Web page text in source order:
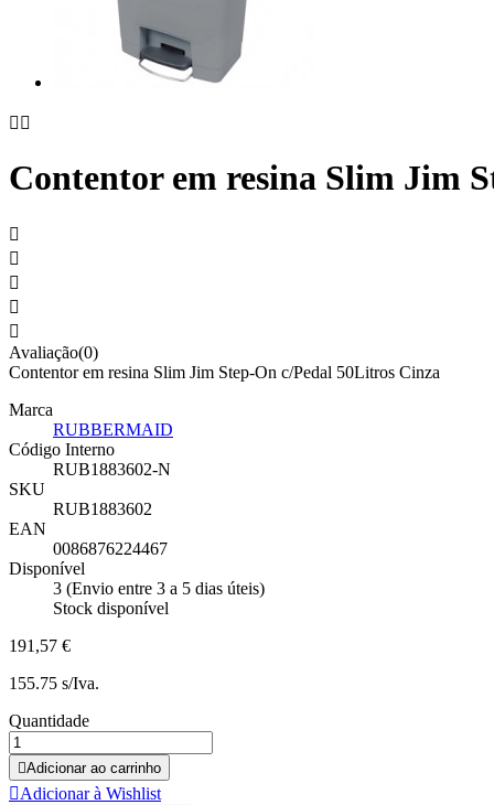
 
Contentor em resina Slim Jim





Avaliação(0)
Contentor em resina Slim Jim Step-On c/Pedal 50Litros Cinza
Marca
RUBBERMAID
Código Interno
RUB1883602-N
SKU
RUB1883602
EAN
0086876224467
Disponível
3 (Envio entre 3 a 5 dias úteis)
Stock disponível
191,57 €
155.75 s/Iva.
Quantidade
Adicionar ao carrinho
Adicionar à Wishlist